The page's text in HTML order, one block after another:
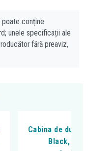
poate conține
unele specificații ale
fără preaviz,
Cabina de dus
Black, 90